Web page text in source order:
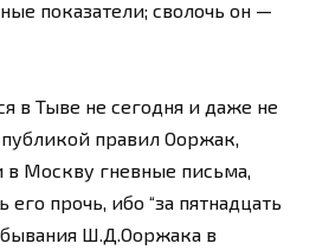
показатели; сволочь он —
в Тыве не сегодня и даже не
правил Ооржак,
в Москву гневные письма,
его прочь, ибо “за пятнадцать
Ш.Д.Ооржака в